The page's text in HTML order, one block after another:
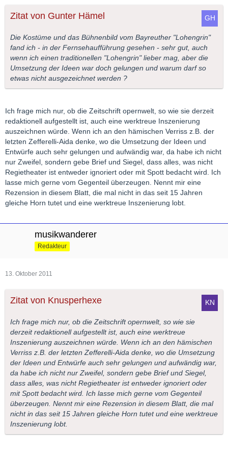
Zitat von Gunter Hämel
Die Kostüme und das Bühnenbild vom Bayreuther "Lohengrin"
fand ich - in der Fernsehaufführung gesehen - sehr gut, auch
wenn ich einen traditionellen "Lohengrin" lieber mag, aber die
Umsetzung der Ideen war doch gelungen und warum darf so
etwas nicht ausgezeichnet werden ?
Ich frage mich nur, ob die Zeitschrift opernwelt, so wie sie derzeit
redaktionell aufgestellt ist, auch eine werktreue Inszenierung
auszeichnen würde. Wenn ich an den hämischen Verriss z.B. der
letzten Zefferelli-Aida denke, wo die Umsetzung der Ideen und
Entwürfe auch sehr gelungen und aufwändig war, da habe ich nicht
nur Zweifel, sondern gebe Brief und Siegel, dass alles, was nicht
Regietheater ist entweder ignoriert oder mit Spott bedacht wird. Ich
lasse mich gerne vom Gegenteil überzeugen. Nennt mir eine
Rezension in diesem Blatt, die mal nicht in das seit 15 Jahren
gleiche Horn tutet und eine werktreue Inszenierung lobt.
musikwanderer
Redakteur
13. Oktober 2011
Zitat von Knusperhexe
Ich frage mich nur, ob die Zeitschrift opernwelt, so wie sie
derzeit redaktionell aufgestellt ist, auch eine werktreue
Inszenierung auszeichnen würde. Wenn ich an den hämischen
Verriss z.B. der letzten Zefferelli-Aida denke, wo die Umsetzung
der Ideen und Entwürfe auch sehr gelungen und aufwändig war,
da habe ich nicht nur Zweifel, sondern gebe Brief und Siegel,
dass alles, was nicht Regietheater ist entweder ignoriert oder
mit Spott bedacht wird. Ich lasse mich gerne vom Gegenteil
überzeugen. Nennt mir eine Rezension in diesem Blatt, die mal
nicht in das seit 15 Jahren gleiche Horn tutet und eine werktreue
Inszenierung lobt.